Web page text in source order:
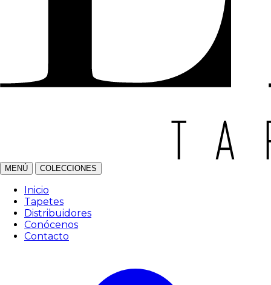
MENÚ COLECCIONES
Inicio
Tapetes
Distribuidores
Conócenos
Contacto